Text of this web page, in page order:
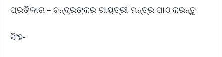
ପ୍ରତିକାର – ଚନ୍ଦ୍ରଙ୍କର ଗାୟତ୍ରୀ ମନ୍ତ୍ର ପାଠ କରନ୍ତୁ
ସିଂହ-